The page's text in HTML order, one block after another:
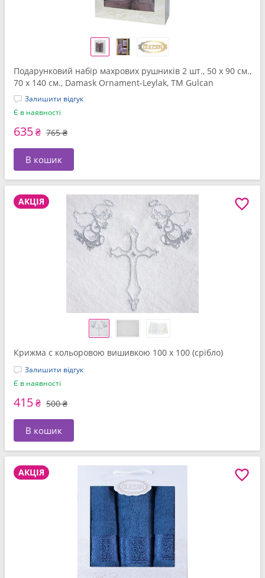
Подарунковий набір махрових рушників 2 шт., 50 x 90 см.,
70 x 140 см., Damask Ornament-Leylak, ТМ Gulcan
Залишити відгук
Є в наявності
635₴ 765 ₴
В кошик
АКЦІЯ
Крижма c кольоровою вишивкою 100 x 100 (срібло)
Залишити відгук
Є в наявності
415₴ 500 ₴
В кошик
АКЦІЯ